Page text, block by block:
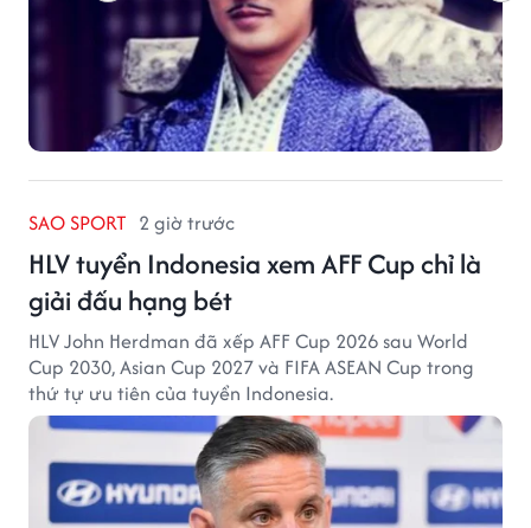
SAO SPORT 2 giờ trước
HLV tuyển Indonesia xem AFF Cup chỉ là
giải đấu hạng bét
HLV John Herdman đã xếp AFF Cup 2026 sau World
Cup 2030, Asian Cup 2027 và FIFA ASEAN Cup trong
thứ tự ưu tiên của tuyển Indonesia.